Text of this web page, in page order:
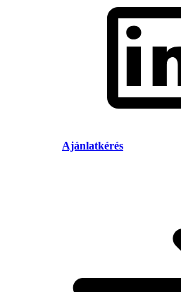
Ajánlatkérés